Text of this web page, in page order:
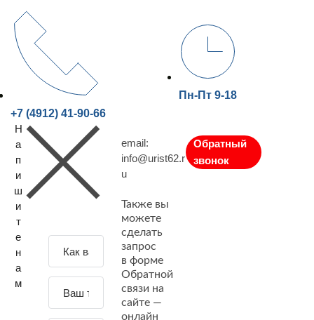
+7 (4912) 41-90-66
Пн-Пт 9-18
Н
а
п
и
ш
и
т
е
н
а
м
email:
info@urist62.r
u
Также вы
можете
сделать
запрос
в форме
Обратной
связи на
сайте —
онлайн
Обратный
звонок